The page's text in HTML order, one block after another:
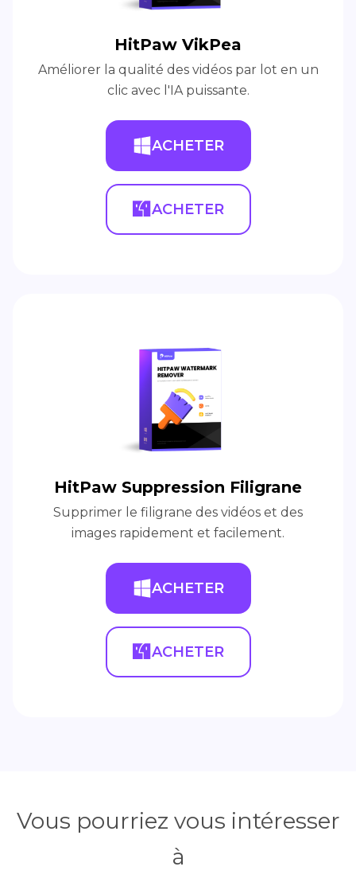
HitPaw VikPea
Améliorer la qualité des vidéos par lot en un
clic avec l'IA puissante.
ACHETER
ACHETER
HitPaw Suppression Filigrane
Supprimer le filigrane des vidéos et des
images rapidement et facilement.
ACHETER
ACHETER
Vous pourriez vous intéresser
à